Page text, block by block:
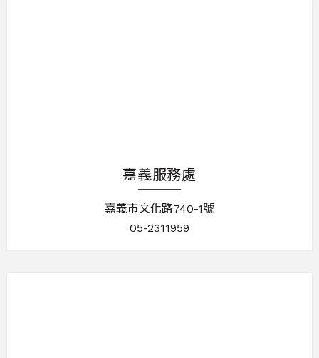
嘉義服務處
嘉義市文化路740-1號
05-2311959